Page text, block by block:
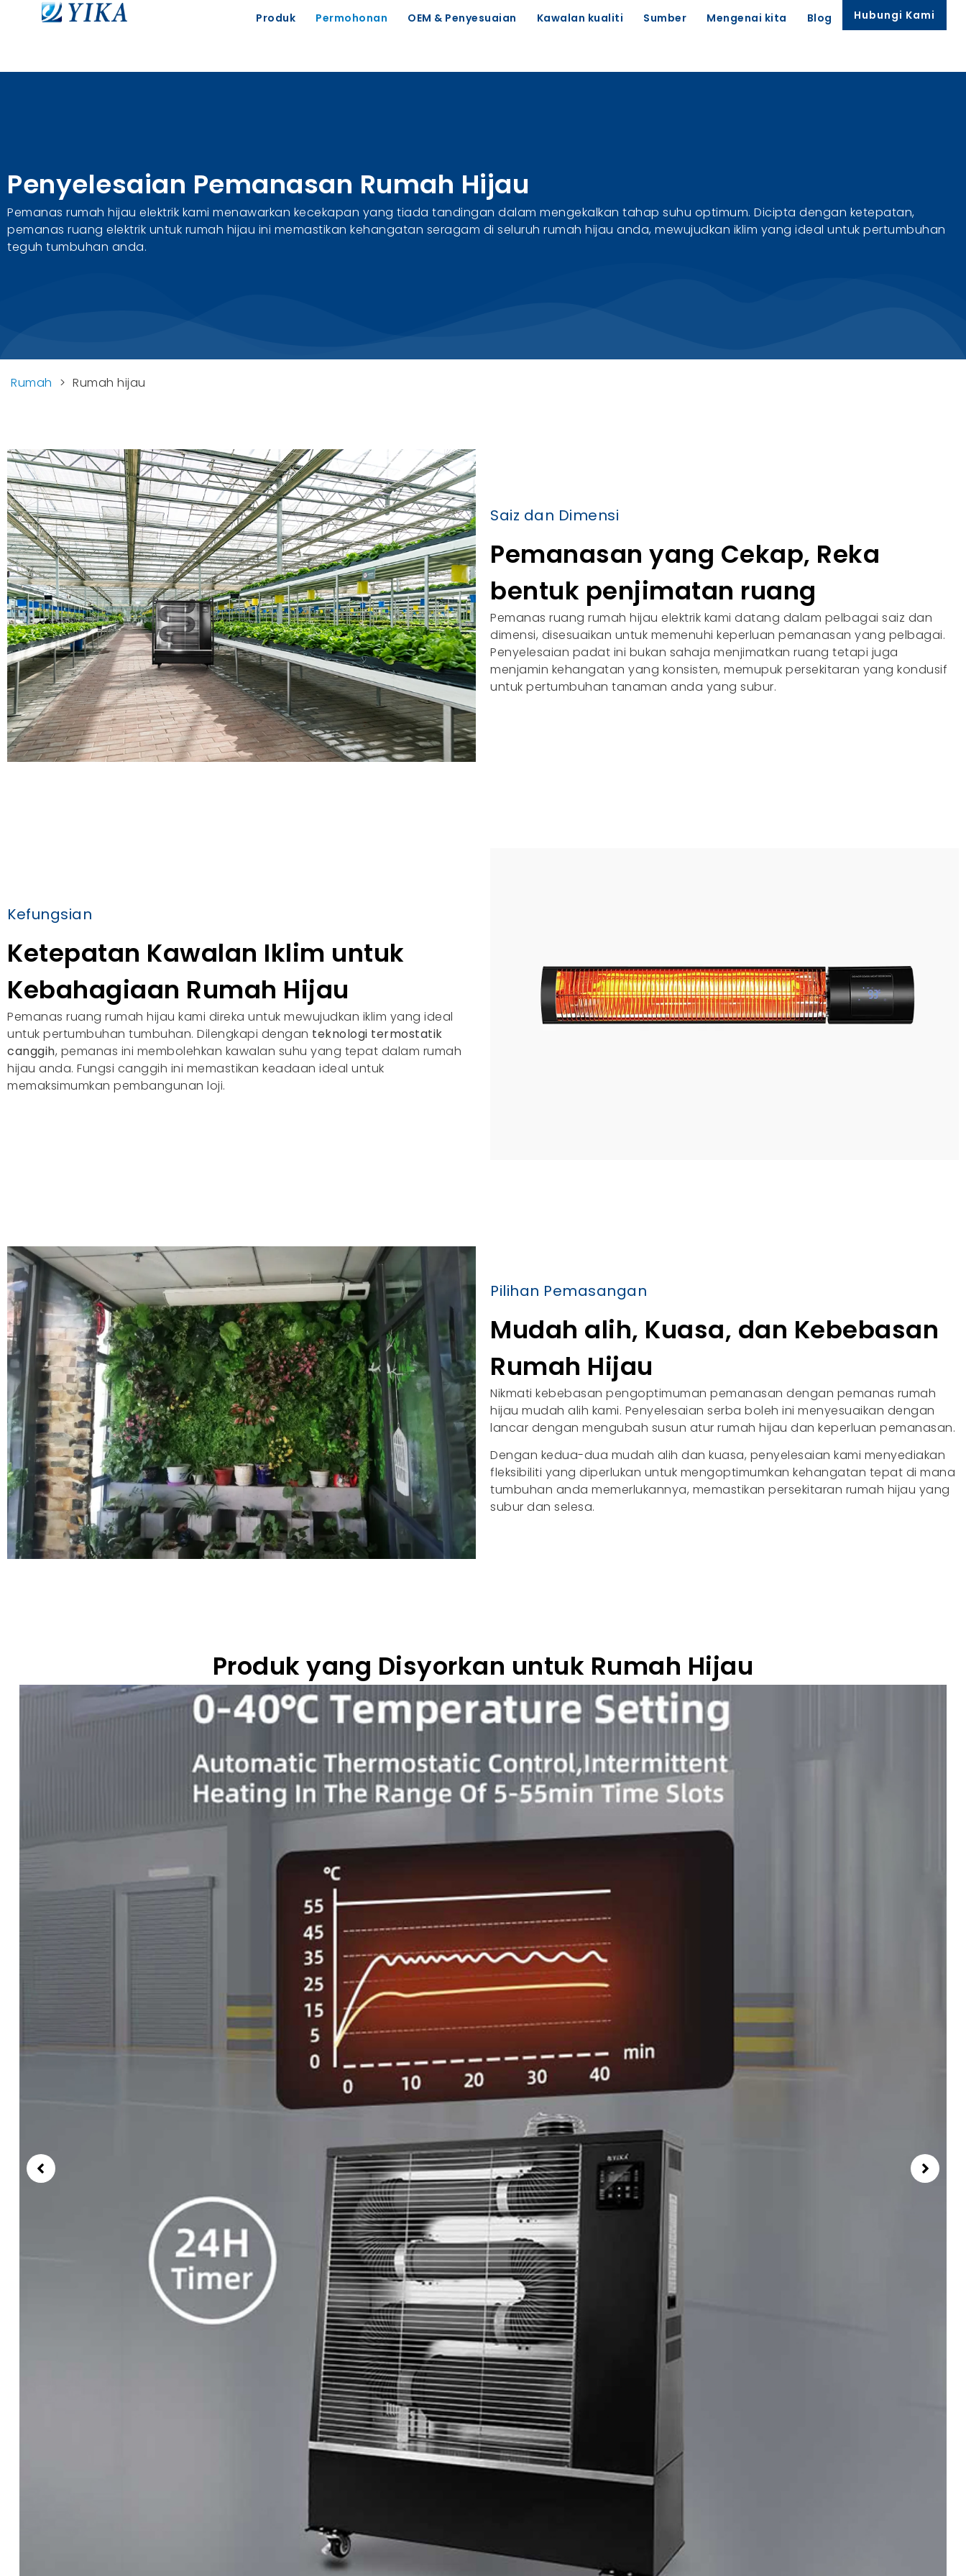
Produk Permohonan OEM & Penyesuaian Kawalan kualiti Sumber Mengenai kita Blog Hubungi Kami
Penyelesaian Pemanasan Rumah Hijau
Pemanas rumah hijau elektrik kami menawarkan kecekapan yang tiada tandingan dalam mengekalkan tahap suhu optimum. Dicipta dengan ketepatan,
pemanas ruang elektrik untuk rumah hijau ini memastikan kehangatan seragam di seluruh rumah hijau anda, mewujudkan iklim yang ideal untuk pertumbuhan
teguh tumbuhan anda.
Rumah > Rumah hijau
Saiz dan Dimensi
Pemanasan yang Cekap, Reka
bentuk penjimatan ruang
Pemanas ruang rumah hijau elektrik kami datang dalam pelbagai saiz dan
dimensi, disesuaikan untuk memenuhi keperluan pemanasan yang pelbagai.
Penyelesaian padat ini bukan sahaja menjimatkan ruang tetapi juga
menjamin kehangatan yang konsisten, memupuk persekitaran yang kondusif
untuk pertumbuhan tanaman anda yang subur.
Kefungsian
Ketepatan Kawalan Iklim untuk
Kebahagiaan Rumah Hijau
Pemanas ruang rumah hijau kami direka untuk mewujudkan iklim yang ideal
untuk pertumbuhan tumbuhan. Dilengkapi dengan teknologi termostatik
canggih, pemanas ini membolehkan kawalan suhu yang tepat dalam rumah
hijau anda. Fungsi canggih ini memastikan keadaan ideal untuk
memaksimumkan pembangunan loji.
Pilihan Pemasangan
Mudah alih, Kuasa, dan Kebebasan
Rumah Hijau
Nikmati kebebasan pengoptimuman pemanasan dengan pemanas rumah
hijau mudah alih kami. Penyelesaian serba boleh ini menyesuaikan dengan
lancar dengan mengubah susun atur rumah hijau dan keperluan pemanasan.
Dengan kedua-dua mudah alih dan kuasa, penyelesaian kami menyediakan
fleksibiliti yang diperlukan untuk mengoptimumkan kehangatan tepat di mana
tumbuhan anda memerlukannya, memastikan persekitaran rumah hijau yang
subur dan selesa.
Produk yang Disyorkan untuk Rumah Hijau